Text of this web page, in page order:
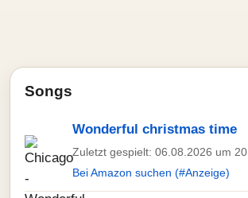
Songs
Wonderful christmas time
Zuletzt gespielt: 06.08.2026 um
Bei Amazon suchen (#Anzeige)